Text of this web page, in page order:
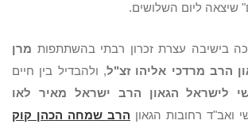
שיצאה ליום השלושים.
בישיבה עצרת זכרון רבתי בהשתתפות מרן
הרב מרדכי אליהו זצ"ל, ולהבדיל בין חיים
לישראל הגאון הרב ישראל מאיר לאו
ואב"ד רחובות הגאון הרב שמחה הכהן קוק